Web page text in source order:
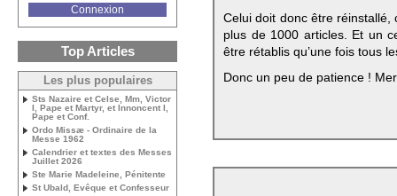
Celui doit donc être
plus de 1000 articles. Et un
être rétablis qu’une fois tous
Donc un peu de patience !
Connexion
Top Articles
Les plus populaires
Sts Nazaire et Celse, Mm, Victor
I, Pape et Martyr, et Innoncent I,
Pape et Conf.
Ordo Missæ - Ordinaire de la
Messe 1962
Calendrier et textes des Messes
Juillet 2026
Ste Marie Madeleine, Pénitente
St Ubald, Evêque et Confesseur